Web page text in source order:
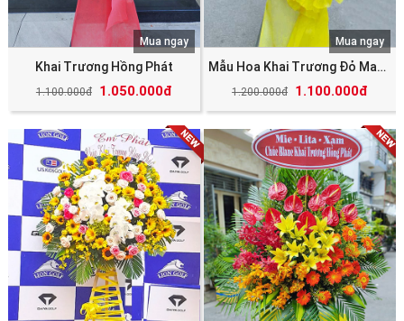
Khai Trương Hồng Phát
1.100.000đ 1.050.000đ
Mua ngay
Mẫu Hoa Khai Trương Đỏ May Mắn Tài Lộc
1.200.000đ 1.100.000đ
Mua ngay